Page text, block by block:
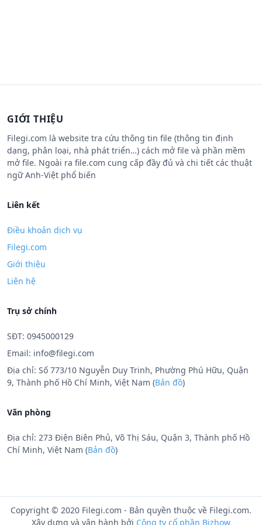
GIỚI THIỆU
Filegi.com là website tra cứu thông tin file (thông tin định
dạng, phân loại, nhà phát triển…) cách mở file và phần mềm
mở file. Ngoài ra file.com cung cấp đầy đủ và chi tiết các thuật
ngữ Anh-Việt phổ biến
Liên kết
Điều khoản dịch vụ
Filegi.com
Giới thiệu
Liên hệ
Trụ sở chính
SĐT: 0945000129
Email: info@filegi.com
Địa chỉ: Số 773/10 Nguyễn Duy Trinh, Phường Phú Hữu, Quận
9, Thành phố Hồ Chí Minh, Việt Nam (Bản đồ)
Văn phòng
Địa chỉ: 273 Điện Biên Phủ, Võ Thị Sáu, Quận 3, Thành phố Hồ
Chí Minh, Việt Nam (Bản đồ)
Copyright © 2020 Filegi.com - Bản quyền thuộc về Filegi.com.
Xây dựng và vận hành bởi Công ty cổ phần Bizhow